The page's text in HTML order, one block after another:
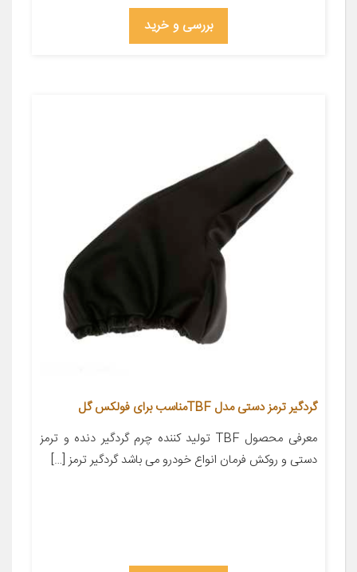
بررسی و خرید
گردگیر ترمز دستی مدل TBFمناسب برای فولکس گل
معرفی محصول TBF تولید کننده چرم گردگیر دنده و ترمز
دستی و روکش فرمان انواع خودرو می باشد گردگیر ترمز […]